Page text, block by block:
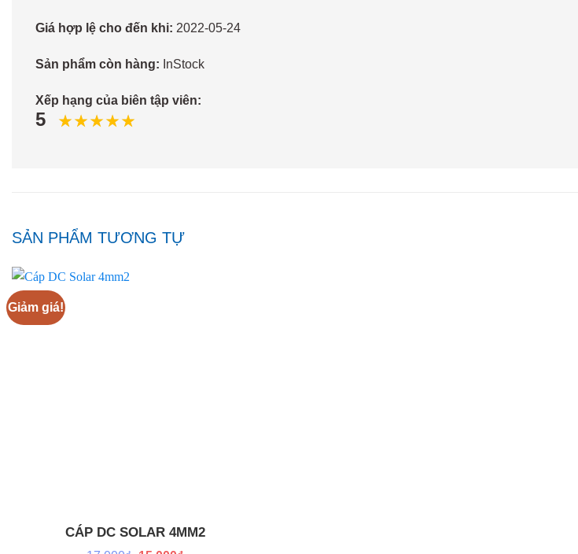
Giá hợp lệ cho đến khi: 2022-05-24
Sản phẩm còn hàng: InStock
Xếp hạng của biên tập viên:
5
SẢN PHẨM TƯƠNG TỰ
Giảm giá!
CÁP DC SOLAR 4MM2